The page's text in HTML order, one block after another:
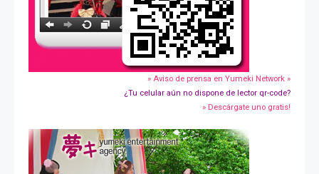
» Aviso de prensa en Yumeki Network »
¿Tu celular aún no dispone de lector qr-code?
» Descárgate uno gratis!